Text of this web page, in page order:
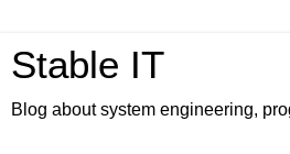
Stable IT
Blog about system engineering,